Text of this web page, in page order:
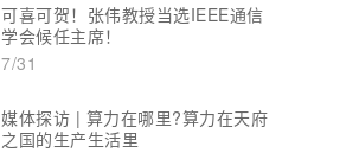
可喜可贺！张伟教授当选IEEE通信
学会候任主席！
7/31
媒体探访 | 算力在哪里?算力在天府
之国的生产生活里